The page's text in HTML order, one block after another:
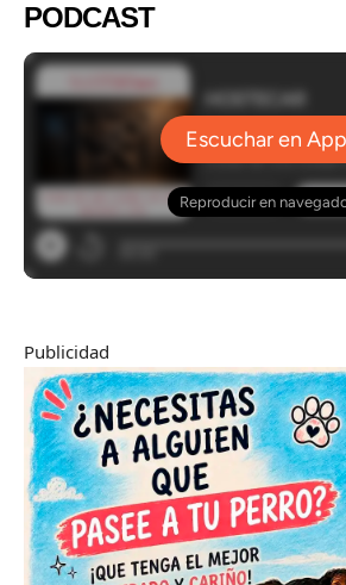
PODCAST
Publicidad